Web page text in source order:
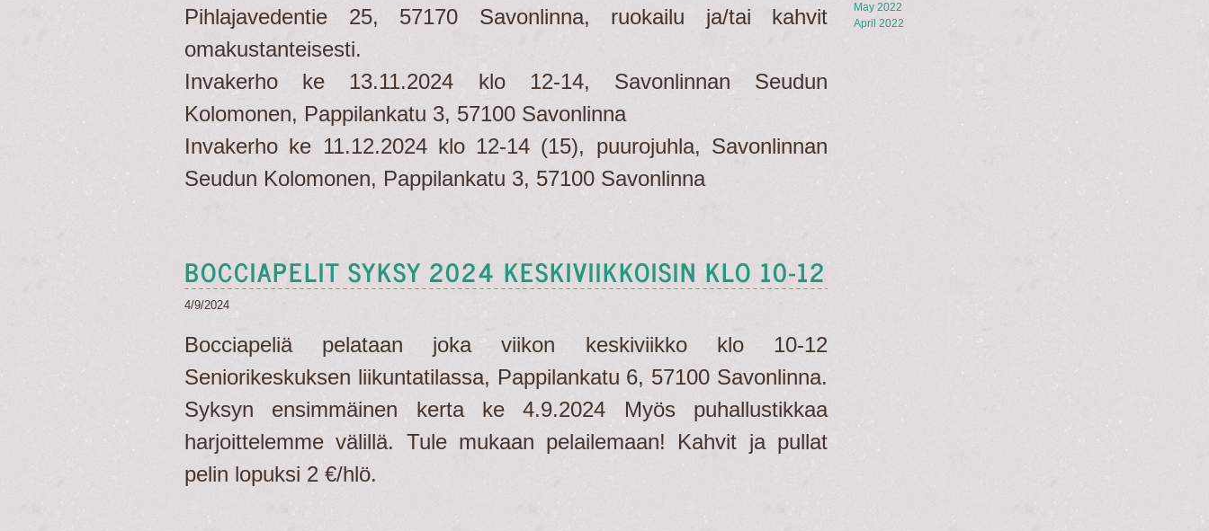
Pihlajavedentie 25, 57170 Savonlinna, ruokailu ja/tai kahvit
omakustanteisesti.
Invakerho ke 13.11.2024 klo 12-14, Savonlinnan Seudun
Kolomonen, Pappilankatu 3, 57100 Savonlinna
Invakerho ke 11.12.2024 klo 12-14 (15), puurojuhla, Savonlinnan
Seudun Kolomonen, Pappilankatu 3, 57100 Savonlinna
BOCCIAPELIT SYKSY 2024 KESKIVIIKKOISIN KLO 10-12
4/9/2024
Bocciapeliä pelataan joka viikon keskiviikko klo 10-12
Seniorikeskuksen liikuntatilassa, Pappilankatu 6, 57100 Savonlinna.
Syksyn ensimmäinen kerta ke 4.9.2024 Myös puhallustikkaa
harjoittelemme välillä. Tule mukaan pelailemaan! Kahvit ja pullat
pelin lopuksi 2 €/hlö.
May 2022
April 2022